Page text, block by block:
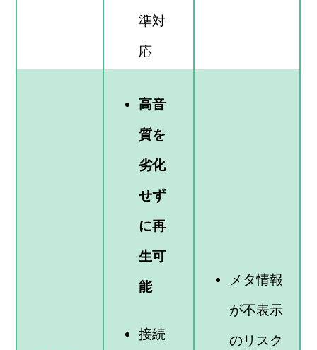
準対
応
高音
質を
劣化
せず
に再
生可
能
接続
メタ情報
が不表示
のリスク